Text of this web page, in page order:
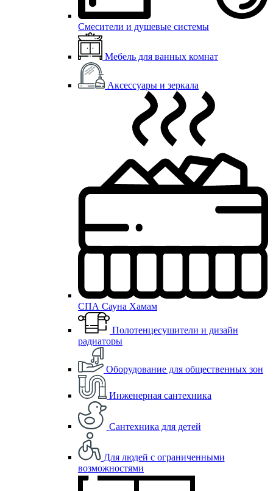
Смесители и душевые системы
Мебель для ванных комнат
Аксессуары и зеркала
СПА Сауна Хамам
Полотенцесушители и дизайн
радиаторы
Оборудование для общественных зон
Инженерная сантехника
Сантехника для детей
Для людей с ограниченными
возможностями